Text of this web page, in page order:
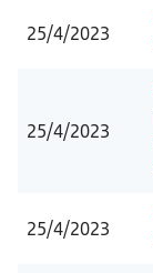
25/4/2023
25/4/2023
25/4/2023